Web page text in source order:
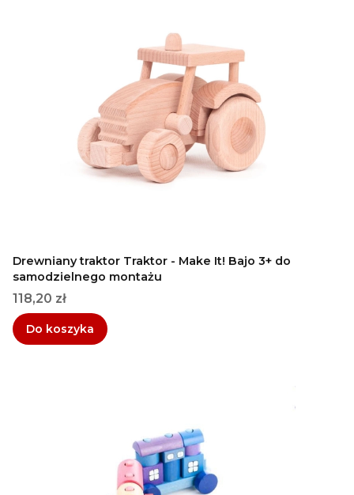
Drewniany traktor Traktor - Make It! Bajo 3+ do
samodzielnego montażu
Cena
118,20 zł
Do koszyka